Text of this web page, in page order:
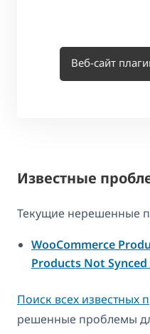
Веб-сайт
Известные
Текущие нерешенные
WooCommerce
Products Not
Поиск всех известных
решенные проблемы